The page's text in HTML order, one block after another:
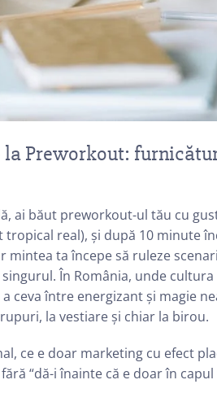
la Preworkout:
ai băut preworkout-ul tău cu
tropical real), și după 10 minute
mintea ta începe să ruleze
În România, unde
ceva între energizant și magie
la vestiare și chiar la birou.
ce e doar marketing cu efect
“dă-i înainte că e doar în capul